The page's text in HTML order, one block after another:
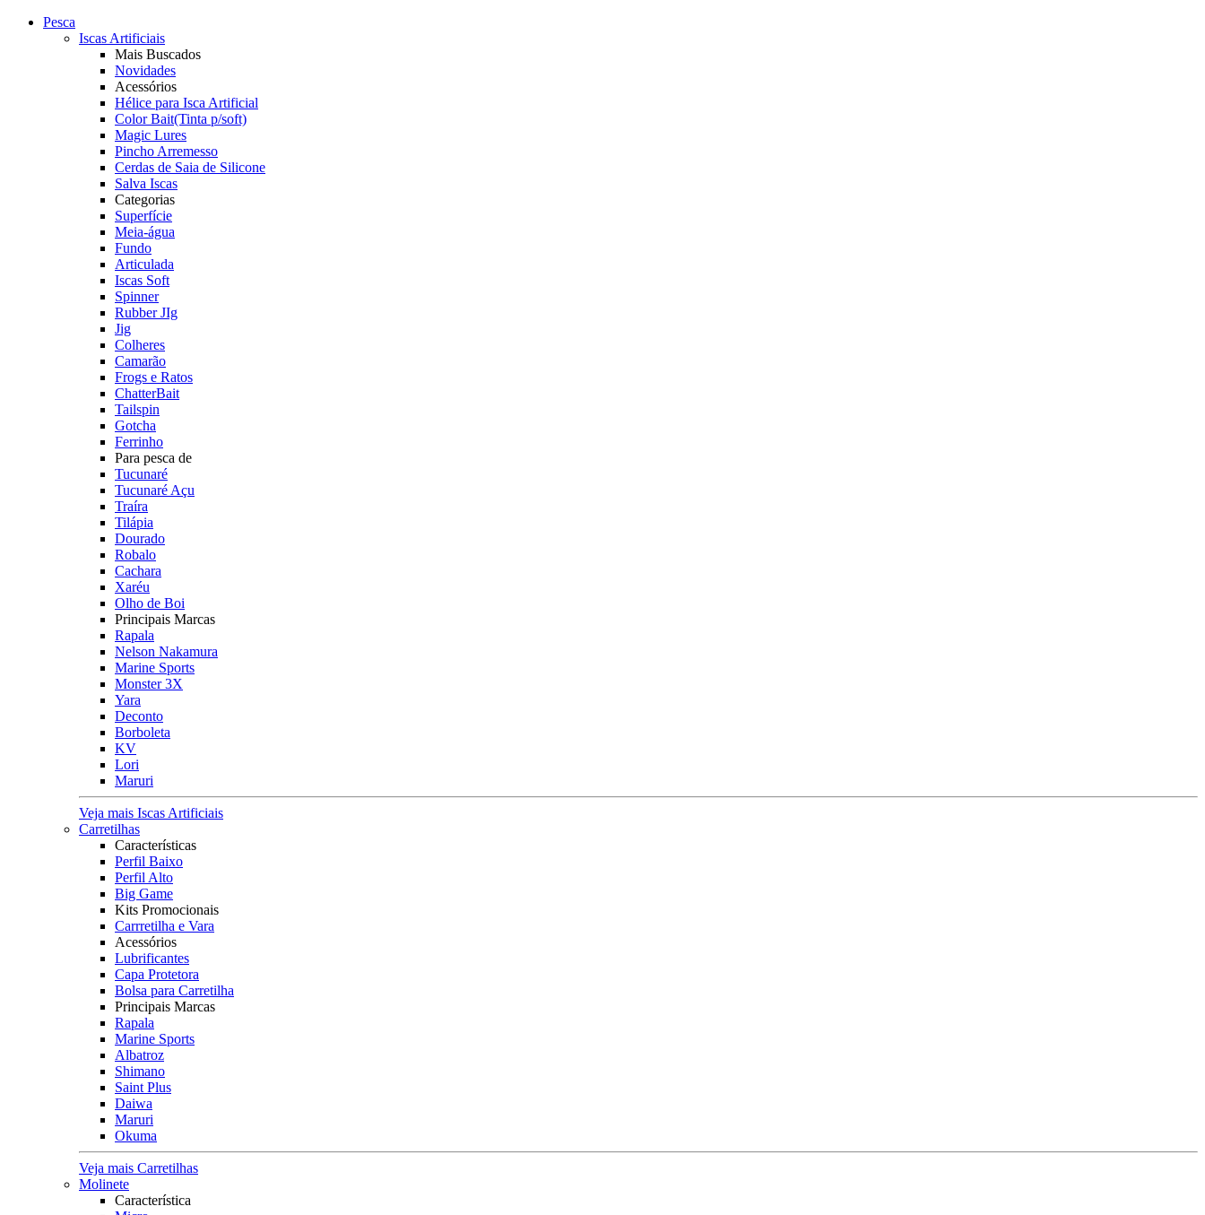
Pesca
Iscas Artificiais
Mais Buscados
Novidades
Acessórios
Hélice para Isca Artificial
Color Bait(Tinta p/soft)
Magic Lures
Pincho Arremesso
Cerdas de Saia de Silicone
Salva Iscas
Categorias
Superfície
Meia-água
Fundo
Articulada
Iscas Soft
Spinner
Rubber JIg
Jig
Colheres
Camarão
Frogs e Ratos
ChatterBait
Tailspin
Gotcha
Ferrinho
Para pesca de
Tucunaré
Tucunaré Açu
Traíra
Tilápia
Dourado
Robalo
Cachara
Xaréu
Olho de Boi
Principais Marcas
Rapala
Nelson Nakamura
Marine Sports
Monster 3X
Yara
Deconto
Borboleta
KV
Lori
Maruri
Veja mais Iscas Artificiais
Carretilhas
Características
Perfil Baixo
Perfil Alto
Big Game
Kits Promocionais
Carrretilha e Vara
Acessórios
Lubrificantes
Capa Protetora
Bolsa para Carretilha
Principais Marcas
Rapala
Marine Sports
Albatroz
Shimano
Saint Plus
Daiwa
Maruri
Okuma
Veja mais Carretilhas
Molinete
Característica